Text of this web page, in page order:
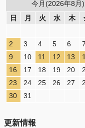
今月(2026年8月)
日
月 火 水 木
2
3 4 5 6 7
9
10 11 12 13
16
17 18 19 20
23
24 25 26 27
30
31
更新情報